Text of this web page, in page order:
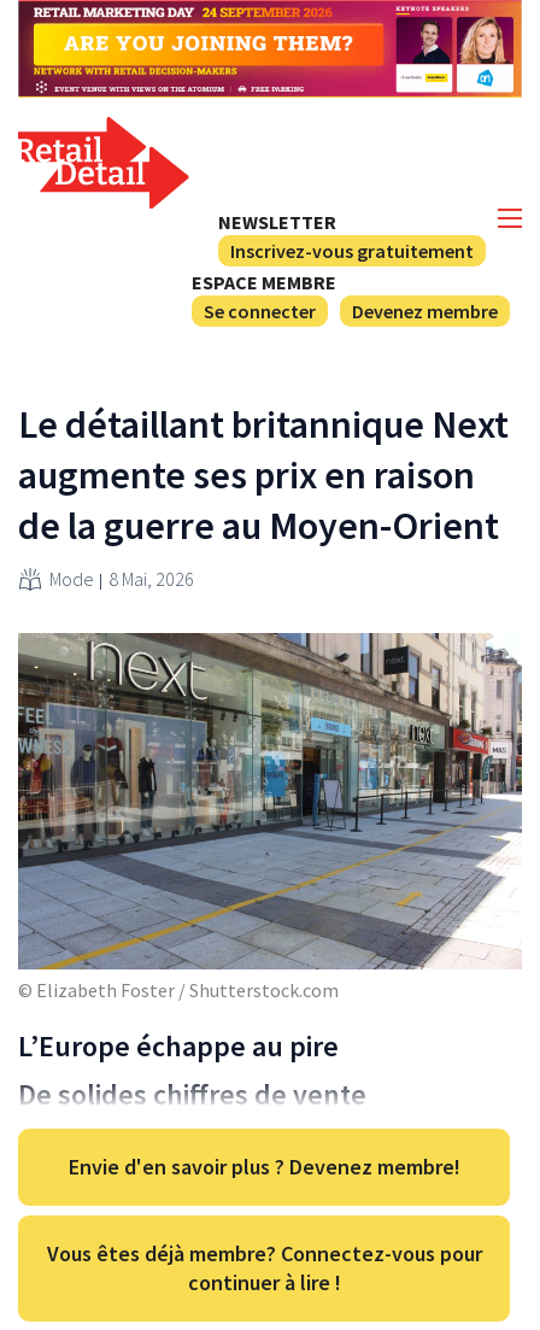
NEWSLETTER
Inscrivez-vous gratuitement
ESPACE MEMBRE
Se connecter
Devenez membre
Le détaillant britannique Next
augmente ses prix en raison
de la guerre au Moyen-Orient
Mode 8 Mai, 2026
© Elizabeth Foster / Shutterstock.com
L’Europe échappe au pire
De solides chiffres de vente
Envie d'en savoir plus ? Devenez membre!
Vous êtes déjà membre? Connectez-vous pour
continuer à lire !